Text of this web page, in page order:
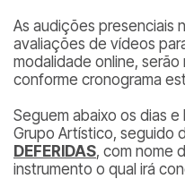
As audições presenciais
avaliações de vídeos
modalidade online, serão
conforme cronograma
Seguem abaixo os dias
Grupo Artístico, seguido
DEFERIDAS, com nome
instrumento o qual irá